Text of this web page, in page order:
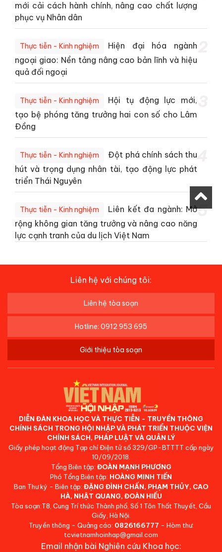
mới cải cách hành chính, nâng cao chất lượng
phục vụ Nhân dân
Thực tiễn - Kinh nghiệm
Hiện đại hóa ngành
ngoại giao: Nền tảng nâng cao bản lĩnh và hiệu
quả đối ngoại
Thực tiễn - Kinh nghiệm
Hội tụ động lực mới,
tạo bệ phóng tăng trưởng hai con số cho Lâm
Đồng
Thực tiễn - Kinh nghiệm
Đột phá chính sách thu
hút và trọng dụng nhân tài, tạo động lực phát
triển Thái Nguyên
Thực tiễn - Kinh nghiệm
Liên kết đa ngành: Mở
rộng không gian tăng trưởng và nâng cao năng
lực cạnh tranh của du lịch Việt Nam
5
Liên hệ với chúng tôi:
Liên hệ tòa soạn
Hotline: 0912 953 695
Giới thiệu tòa soạn
DIỄN ĐÀN KHOA HỌC VÀ THỰC TIỄN - TRUYỀN THÔNG
CHÍNH SÁCH TRONG HỘI NHẬP VÀ PHÁT TRIỂN THUỘC VIỆN
CHÍNH SÁCH, PHÁP LUẬT VÀ QUẢN LÝ
Giấy phép hoạt động Tạp chí Điện tử số 329/GP-BTTTT cấp ngày
10/09/2018.
Tổng Biên tập: ĐOÀN MẠNH PHƯƠNG
Phó Tổng Biên tập: HOÀNG MINH TIẾN
Ban Thư ký - Biên tập: ĐẶNG ĐÌNH CHẤN, PHẠM THỦY, CAO
HÀ, NHẬT QUANG, ĐOÀN HIẾU
Tòa soạn:T8, Cung Trí thức Thành phố, Số 1 Tôn Thất Thuyết, Cầu
Giấy, Hà Nội.
Truyền thông - Quảng cáo: 0826166777 - Hòm thư:
tcvietnamhoinhap@gmail.com
Email nhận bài Nghiên cứu Khoa học: